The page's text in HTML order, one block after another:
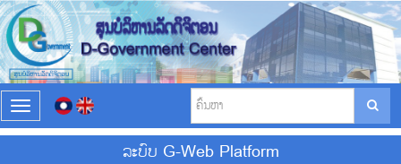
T
o
g
ລະບົບ G-Web Platform